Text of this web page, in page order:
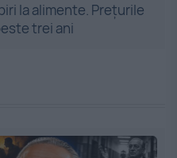
la alimente. Prețurile
trei ani